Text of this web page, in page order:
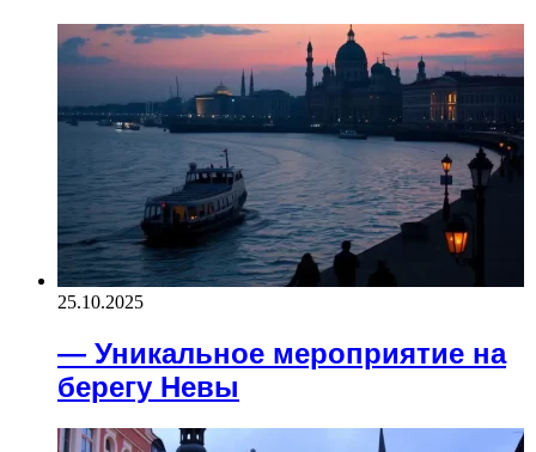
25.10.2025
— Уникальное мероприятие на
берегу Невы